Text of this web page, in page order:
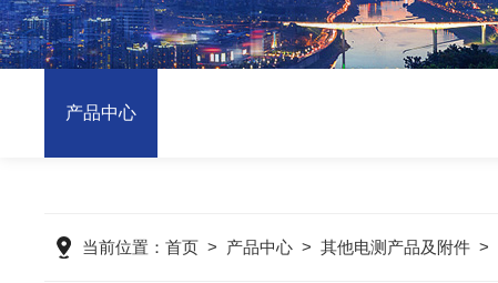
产品中心
当前位置：首页 > 产品中心 >其他电测产品及附件 >